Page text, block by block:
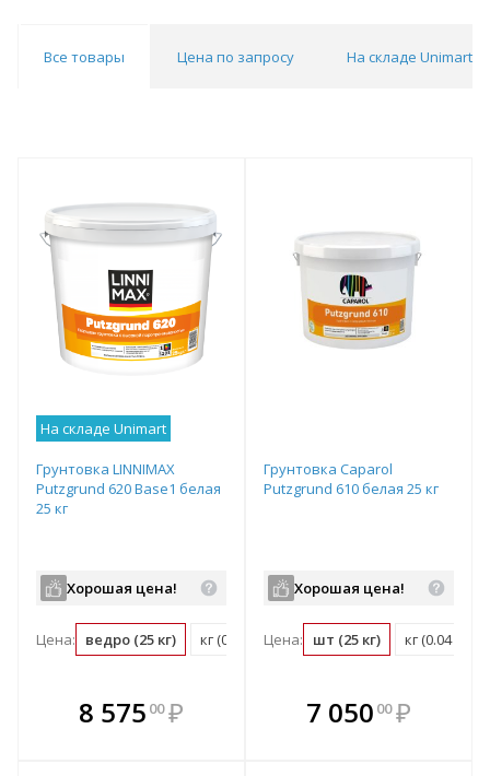
Все товары Цена по запросу На складе Unimart
На складе Unimart
Грунтовка LINNIMAX
Putzgrund 620 Base1 белая
25 кг
Хорошая цена!
Цена: ведро (25 кг) кг (0.04 ведро) м2 (0.01 ведро)
8 575 00 ₽
В комплекте
всегда выгоднее!
Грунтовка Caparol
Putzgrund 610 белая 25 кг
Хорошая цена!
Цена: шт (25 кг) кг (0.04 шт)
В комплекте
всегда выгоднее!
7 050 00 ₽